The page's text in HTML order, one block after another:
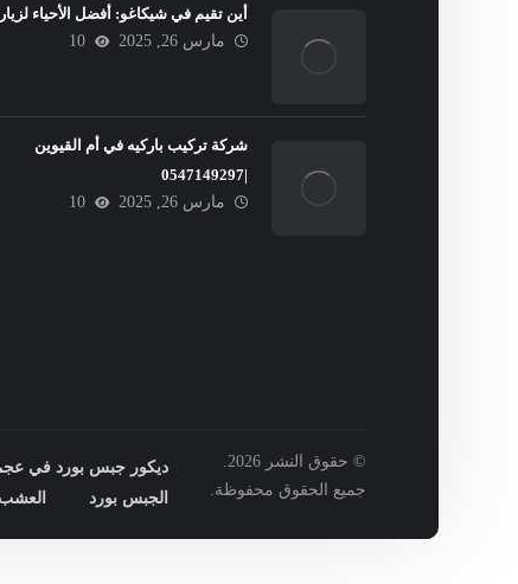
أين تقيم في شيكاغو: أفضل الأحياء
مارس 26, 2025
10
شركة تركيب باركيه في أم القيوين
|0547149297
مارس 26, 2025
10
© حقوق النشر 2026.
جميع الحقوق محفوظة.
ديكور جبس بورد في عجمان :
الجبس بورد